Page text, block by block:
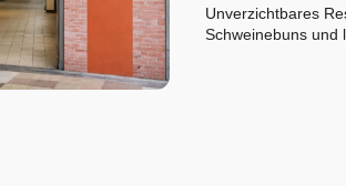
Unverzichtbares
Schweinebuns und